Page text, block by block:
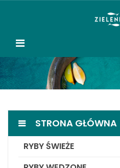
STRONA GŁÓWNA
RYBY ŚWIEŻE